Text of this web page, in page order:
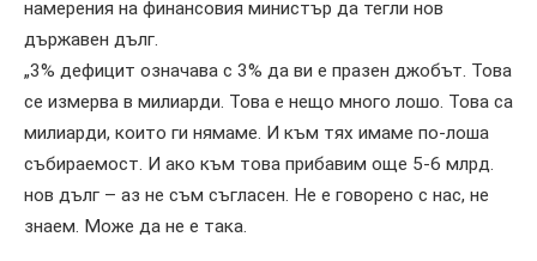
намерения на финансовия министър да тегли нов
държавен дълг.
„3% дефицит означава с 3% да ви е празен джобът. Това
се измерва в милиарди. Това е нещо много лошо. Това са
милиарди, които ги нямаме. И към тях имаме по-лоша
събираемост. И ако към това прибавим още 5-6 млрд.
нов дълг – аз не съм съгласен. Не е говорено с нас, не
знаем. Може да не е така.